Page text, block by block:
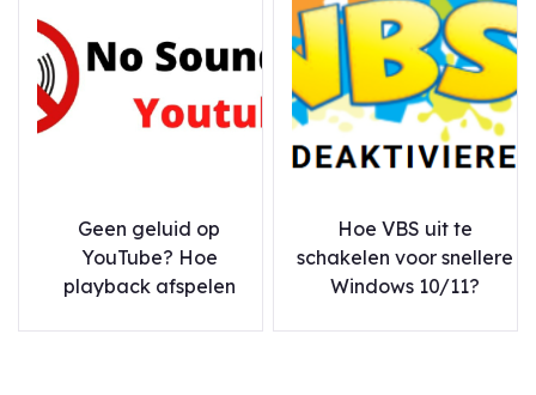
Geen geluid op
YouTube? Hoe
playback afspelen
Hoe VBS uit te
schakelen voor snellere
Windows 10/11?